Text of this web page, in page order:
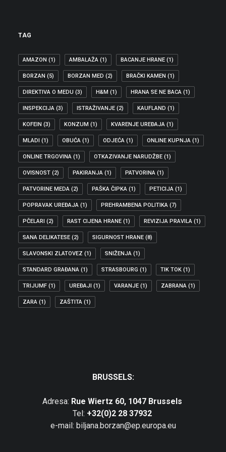
TAG
AMAZON (1) AMBALAŽA (1) BACANJE HRANE (1)
BORZAN (5) BORZAN MED (2) BRAČKI KAMEN (1)
DIREKTIVA O MEDU (3) H&M (1) HRANA SE NE BACA (1)
INSPEKCIJA (3) ISTRAŽIVANJE (2) KAUFLAND (1)
KOFEIN (3) KONZUM (1) KVARENJE UREĐAJA (1)
MLADI (1) OBUĆA (1) ODJEĆA (1) ONLINE KUPNJA (1)
ONLINE TRGOVINA (1) OTKAZIVANJE NARUDŽBE (1)
OVISNOST (2) PAKIRANJA (1) PATVORINA (1)
PATVORINE MEDA (2) PAŠKA ČIPKA (1) PETICIJA (1)
POPRAVAK UREĐAJA (1) PREHRAMBENA POLITIKA (7)
PČELARI (2) RAST CIJENA HRANE (1) REVIZIJA PRAVILA (1)
SANA DELIKATESE (2) SIGURNOST HRANE (8)
SLAVONSKI ZLATOVEZ (1) SNIŽENJA (1)
STANDARD GRAĐANA (1) STRASBOURG (1) TIK TOK (1)
TRIJUMF (1) UREĐAJI (1) VARANJE (1) ZABRANA (1)
ZARA (1) ZAŠTITA (1)
BRUSSELS:
Adresa: Rue Wiertz 60, 1047 Brussels
Tel: +32(0)2 28 37932
e-mail: biljana.borzan@ep.europa.eu